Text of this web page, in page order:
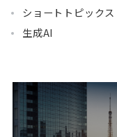
ショートトピックス
生成AI